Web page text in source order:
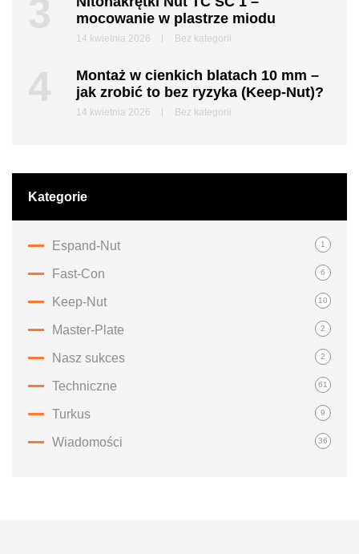
3
mocowanie w plastrze miodu
14 kwietnia 2026 Bez kategorii
4
Montaż w cienkich blatach 10 mm –
jak zrobić to bez ryzyka (Keep-Nut)?
14 kwietnia 2026 Bez kategorii
Kategorie
Espand-Nut 1
Fast-Con 6
Keep-Nut 10
Master-Plate 2
Nasz sukces 2
Techniczne 61
Turkus 9
Wiadomości 36